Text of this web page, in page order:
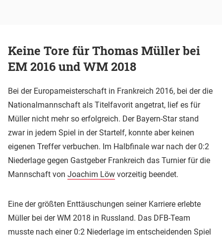
Keine Tore für Thomas Müller bei
EM 2016 und WM 2018
Bei der Europameisterschaft in Frankreich 2016, bei der die
Nationalmannschaft als Titelfavorit angetrat, lief es für
Müller nicht mehr so erfolgreich. Der Bayern-Star stand
zwar in jedem Spiel in der Startelf, konnte aber keinen
eigenen Treffer verbuchen. Im Halbfinale war nach der 0:2
Niederlage gegen Gastgeber Frankreich das Turnier für die
Mannschaft von Joachim Löw vorzeitig beendet.
Eine der größten Enttäuschungen seiner Karriere erlebte
Müller bei der WM 2018 in Russland. Das DFB-Team
musste nach einer 0:2 Niederlage im entscheidenden Spiel